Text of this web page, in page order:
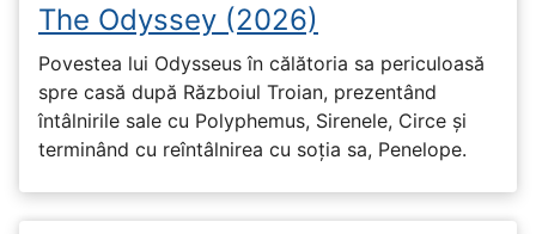
The Odyssey (2026)
Povestea lui Odysseus în călătoria sa periculoasă
spre casă după Războiul Troian, prezentând
întâlnirile sale cu Polyphemus, Sirenele, Circe și
terminând cu reîntâlnirea cu soția sa, Penelope.